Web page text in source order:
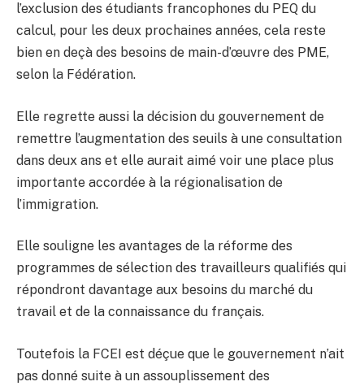
l’exclusion des étudiants francophones du PEQ du
calcul, pour les deux prochaines années, cela reste
bien en deçà des besoins de main-d’œuvre des PME,
selon la Fédération.
Elle regrette aussi la décision du gouvernement de
remettre l’augmentation des seuils à une consultation
dans deux ans et elle aurait aimé voir une place plus
importante accordée à la régionalisation de
l’immigration.
Elle souligne les avantages de la réforme des
programmes de sélection des travailleurs qualifiés qui
répondront davantage aux besoins du marché du
travail et de la connaissance du français.
Toutefois la FCEI est déçue que le gouvernement n’ait
pas donné suite à un assouplissement des